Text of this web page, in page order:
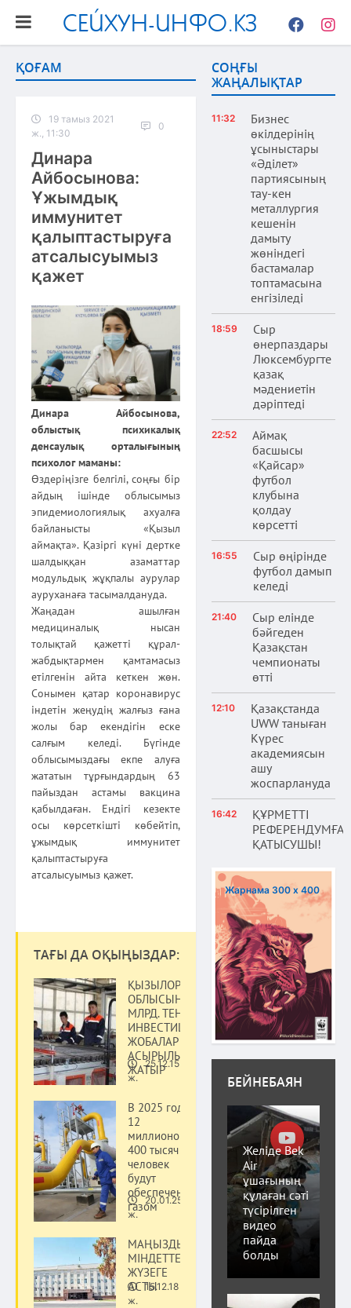
СЕЙХУН-ИНФО.КЗ
Facebook
ҚОҒАМ
19 тамыз 2021
ж., 11:30
0
Динара
Айбосынова:
Ұжымдық
иммунитет
қалыптастыруға
атсалысуымыз
қажет
Динара Айбосынова,
облыстық психикалық
денсаулық орталығының
психолог маманы:
Өздеріңізге белгілі, соңғы бір
айдың ішінде облысымыз
эпидемиологиялық ахуалға
байланысты «Қызыл
аймақта». Қазіргі күні дертке
шалдыққан азаматтар
модульдық жұқпалы аурулар
ауруханаға тасымалдануда.
Жаңадан ашылған
медициналық нысан
толықтай қажетті құрал-
жабдықтармен қамтамасыз
етілгенін айта кеткен жөн.
Сонымен қатар коронавирус
індетін жеңудің жалғыз ғана
жолы бар екендігін еске
салғым келеді. Бүгінде
облысымыздағы екпе алуға
жататын тұрғындардың 63
пайыздан астамы вакцина
қабылдаған. Ендігі кезекте
осы көрсеткішті көбейтіп,
ұжымдық иммунитет
қалыптастыруға
атсалысуымыз қажет.
ТАҒЫ ДА ОҚЫҢЫЗДАР:
ҚЫЗЫЛОРДА
ОБЛЫСЫНДА 333
МЛРД. ТЕҢГЕГЕ
ИНВЕСТИЦИЯЛЫҚ
ЖОБАЛАР ІСКЕ
АСЫРЫЛЫП
ЖАТЫР
25.12.15
ж.
В 2025 году
12
миллионов
400 тысяч
человек
будут
обеспечены
газом20.01.25
ж.
МАҢЫЗДЫ
МІНДЕТТЕР
ЖҮЗЕГЕ
АСТЫ15.12.18
ж.
СОҢҒЫ
ЖАҢАЛЫҚТАР
11:32
Бизнес
өкілдерінің
ұсыныстары
«Әділет»
партиясының
тау-кен
металлургия
кешенін
дамыту
жөніндегі
бастамалар
топтамасына
енгізіледі
18:59
Сыр
өнерпаздары
Люксембургте
қазақ
мәдениетін
дәріптеді
22:52
Аймақ
басшысы
«Қайсар»
футбол
клубына
қолдау
көрсетті
16:55
Сыр өңірінде
футбол дамып
келеді
21:40
Сыр елінде
бәйгеден
Қазақстан
чемпионаты
өтті
12:10
Қазақстанда
UWW таныған
Күрес
академиясын
ашу
жоспарлануда
16:42
ҚҰРМЕТТІ
РЕФЕРЕНДУМҒА
ҚАТЫСУШЫ!
Жарнама 300 х 400
БЕЙНЕБАЯН
Желіде Bek
Air
ұшағының
құлаған сәті
түсірілген
видео
пайда
болды